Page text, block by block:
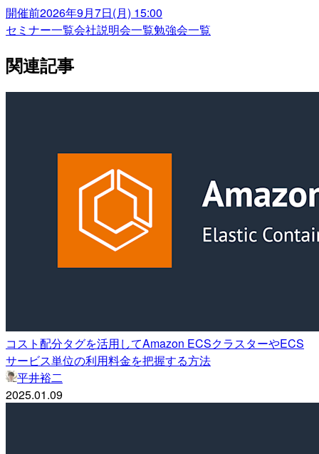
開催前2026年9月7日(月) 15:00
セミナー一覧会社説明会一覧勉強会一覧
関連記事
コスト配分タグを活用してAmazon ECSクラスターやECS
サービス単位の利用料金を把握する方法
平井裕二
2025.01.09